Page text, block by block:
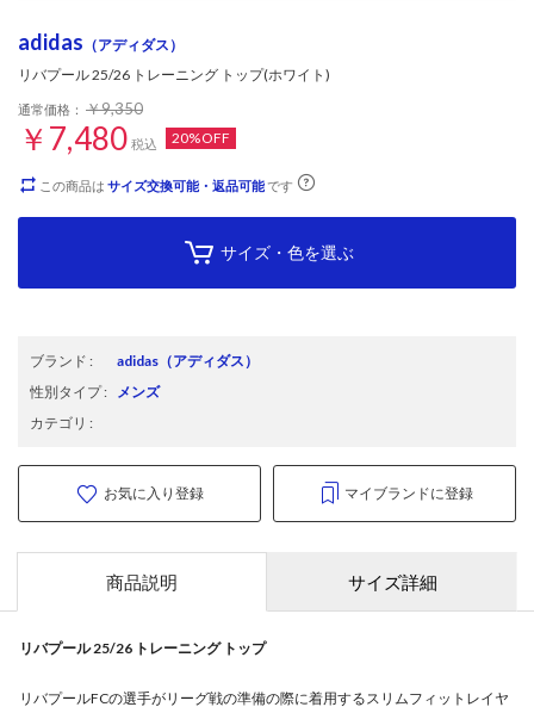
adidas （アディダス）
リバプール 25/26 トレーニング トップ(ホワイト)
通常価格： ￥9,350
￥7,480 税込 20%OFF
この商品は サイズ交換可能・返品可能です
サイズ・色を選ぶ
ブランド : adidas （アディダス）
性別タイプ: メンズ
カテゴリ :
お気に入り登録 マイブランドに登録
商品説明 サイズ詳細
リバプール 25/26 トレーニング トップ
リバプールFCの選手がリーグ戦の準備の際に着用するスリムフィットレイヤ